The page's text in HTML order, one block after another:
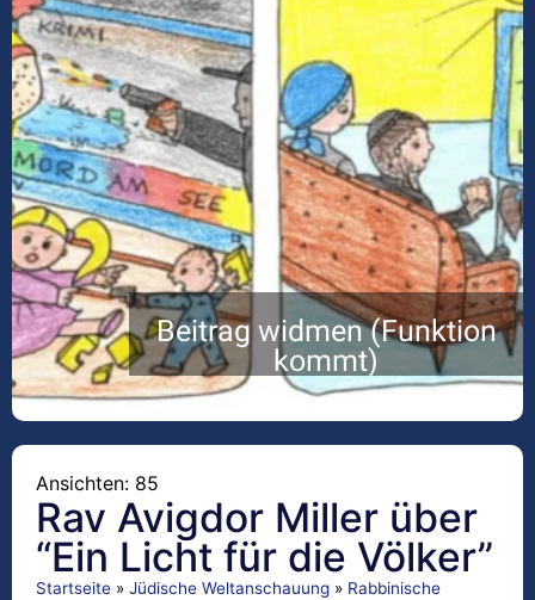
Beitrag widmen (Funktion
kommt)
Ansichten: 85
Rav Avigdor Miller über
“Ein Licht für die Völker”
Startseite » Jüdische Weltanschauung » Rabbinische